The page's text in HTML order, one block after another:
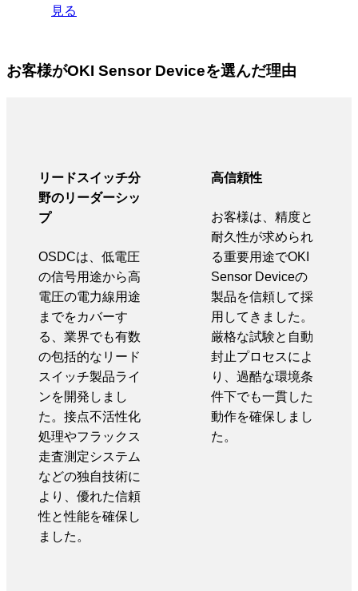
見る
お客様がOKI Sensor Deviceを選んだ理由
リードスイッチ分
野のリーダーシッ
プ
OSDCは、低電圧
の信号用途から高
電圧の電力線用途
までをカバーす
る、業界でも有数
の包括的なリード
スイッチ製品ライ
ンを開発しまし
た。接点不活性化
処理やフラックス
走査測定システム
などの独自技術に
より、優れた信頼
性と性能を確保し
ました。
高信頼性
お客様は、精度と
耐久性が求められ
る重要用途でOKI
Sensor Deviceの
製品を信頼して採
用してきました。
厳格な試験と自動
封止プロセスによ
り、過酷な環境条
件下でも一貫した
動作を確保しまし
た。